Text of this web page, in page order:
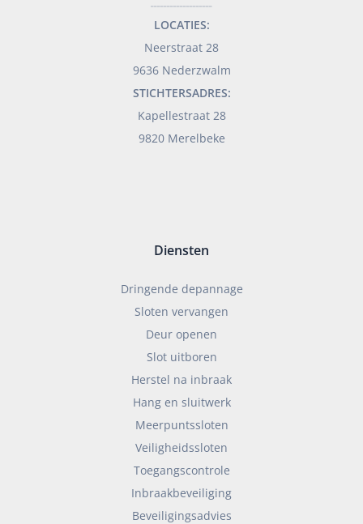
LOCATIES:
Neerstraat 28
9636 Nederzwalm
STICHTERSADRES:
Kapellestraat 28
9820 Merelbeke
Diensten
Dringende depannage
Sloten vervangen
Deur openen
Slot uitboren
Herstel na inbraak
Hang en sluitwerk
Meerpuntssloten
Veiligheidssloten
Toegangscontrole
Inbraakbeveiliging
Beveiligingsadvies